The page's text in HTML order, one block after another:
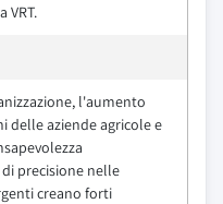
VRT.
l'aumento
delle aziende agricole e
precisione nelle
creano forti